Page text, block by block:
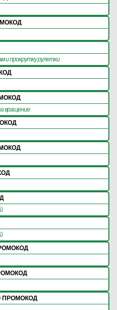
и прокрутку рулетки
вращение
ПРОМОКОД